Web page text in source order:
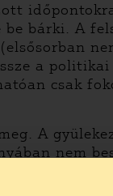
bárki. A
a
csak
A
nem
a